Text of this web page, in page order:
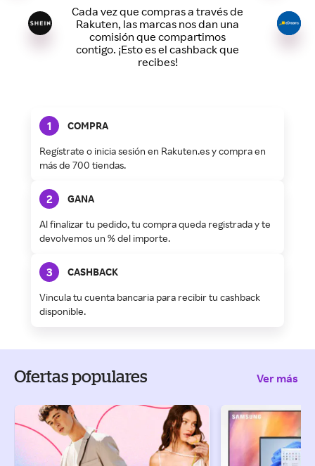
Cada vez que compras a través de
Rakuten, las marcas nos dan una
comisión que compartimos
contigo. ¡Esto es el cashback que
recibes!
1 COMPRA
Regístrate o inicia sesión en Rakuten.es y compra en
más de 700 tiendas.
2 GANA
Al finalizar tu pedido, tu compra queda registrada y te
devolvemos un % del importe.
3 CASHBACK
Vincula tu cuenta bancaria para recibir tu cashback
disponible.
Ofertas populares Ver más